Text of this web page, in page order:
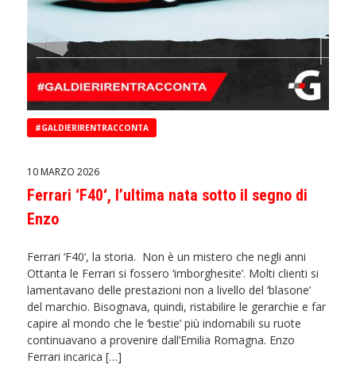
#GALDIERIRENTRACCONTA
10 MARZO 2026
Ferrari ‘F40‘, l’ultima nata sotto il segno di
Enzo
Ferrari ‘F40‘, la storia. Non è un mistero che negli anni
Ottanta le Ferrari si fossero ‘imborghesite’. Molti clienti si
lamentavano delle prestazioni non a livello del ‘blasone’
del marchio. Bisognava, quindi, ristabilire le gerarchie e far
capire al mondo che le ‘bestie’ più indomabili su ruote
continuavano a provenire dall’Emilia Romagna. Enzo
Ferrari incarica […]